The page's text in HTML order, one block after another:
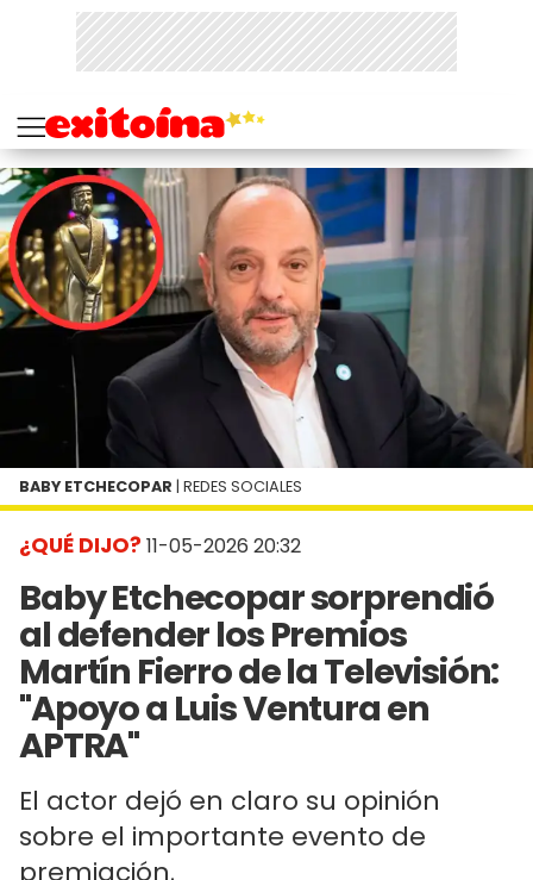
¿QUÉ DIJO? 11-05-2026 20:32
Baby Etchecopar sorprendió
al defender los Premios
Martín Fierro de la Televisión:
"Apoyo a Luis Ventura en
APTRA"
El actor dejó en claro su opinión
sobre el importante evento de
premiación.
BABY ETCHECOPAR | REDES SOCIALES